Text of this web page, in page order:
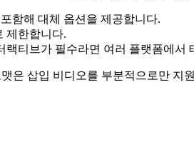
함해 대체 옵션을 제공합니다.
제한합니다.
티브가 필수라면 여러 플랫폼에서
은 삽입 비디오를 부분적으로만 지